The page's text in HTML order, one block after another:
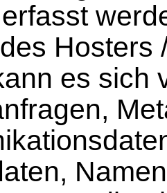
Hosters
es sich